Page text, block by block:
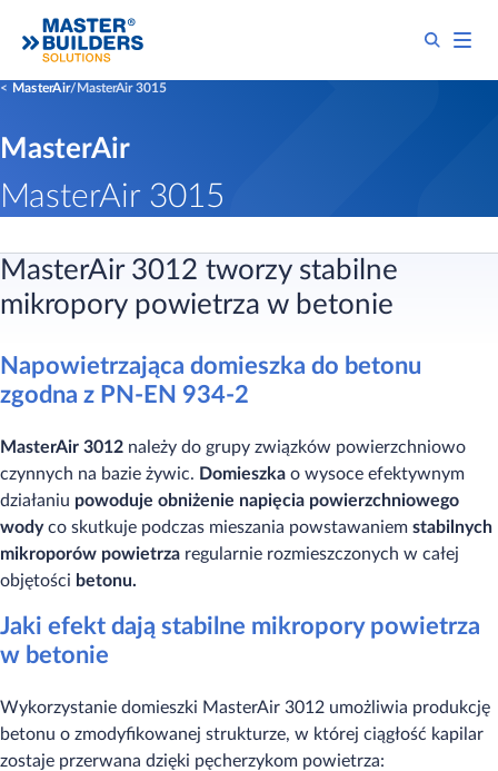
MasterAir MasterAir 3015
MasterAir
MasterAir 3015
MasterAir 3012 tworzy stabilne
mikropory powietrza w betonie
Napowietrzająca domieszka do betonu
zgodna z PN-EN 934-2
MasterAir 3012 należy do grupy związków powierzchniowo
czynnych na bazie żywic. Domieszka o wysoce efektywnym
działaniu powoduje obniżenie napięcia powierzchniowego
wodyco skutkuje podczas mieszania powstawaniem stabilnych
mikroporów powietrza regularnie rozmieszczonych w całej
objętości betonu.
Jaki efekt dają stabilne mikropory powietrza
w betonie
Wykorzystanie domieszki MasterAir 3012 umożliwia produkcję
betonu o zmodyfikowanej strukturze, w której ciągłość kapilar
zostaje przerwana dzięki pęcherzykom powietrza: